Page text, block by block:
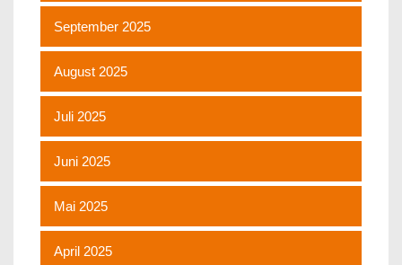
September 2025
August 2025
Juli 2025
Juni 2025
Mai 2025
April 2025